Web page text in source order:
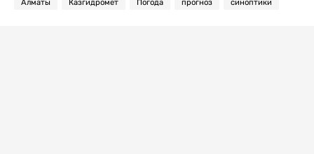
Алматы Казгидромет Погода прогноз синоптики